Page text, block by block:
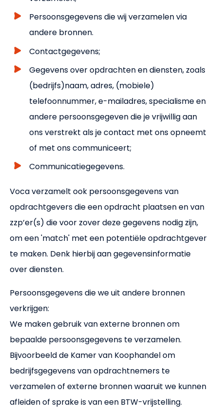
Persoonsgegevens die wij verzamelen via
andere bronnen.
Contactgegevens;
Gegevens over opdrachten en diensten, zoals
(bedrijfs)naam, adres, (mobiele)
telefoonnummer, e-mailadres, specialisme en
andere persoonsgegeven die je vrijwillig aan
ons verstrekt als je contact met ons opneemt
of met ons communiceert;
Communicatiegegevens.
Voca verzamelt ook persoonsgegevens van
opdrachtgevers die een opdracht plaatsen en van
zzp’er(s) die voor zover deze gegevens nodig zijn,
om een 'match' met een potentiële opdrachtgever
te maken. Denk hierbij aan gegevensinformatie
over diensten.
Persoonsgegevens die we uit andere bronnen
verkrijgen:
We maken gebruik van externe bronnen om
bepaalde persoonsgegevens te verzamelen.
Bijvoorbeeld de Kamer van Koophandel om
bedrijfsgegevens van opdrachtnemers te
verzamelen of externe bronnen waaruit we kunnen
afleiden of sprake is van een BTW-vrijstelling.